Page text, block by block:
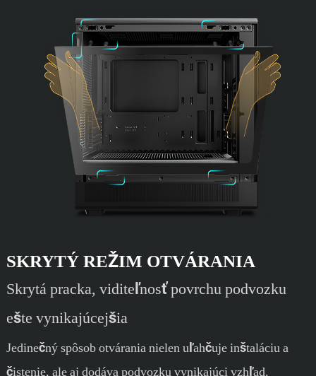
SKRYTÝ REŽIM OTVÁRANIA
Skrytá pracka, viditeľnosť povrchu podvozku
ešte vynikajúcejšia
Jedinečný spôsob otvárania nielen uľahčuje inštaláciu a
čistenie, ale aj dodáva podvozku vynikajúci vzhľad.